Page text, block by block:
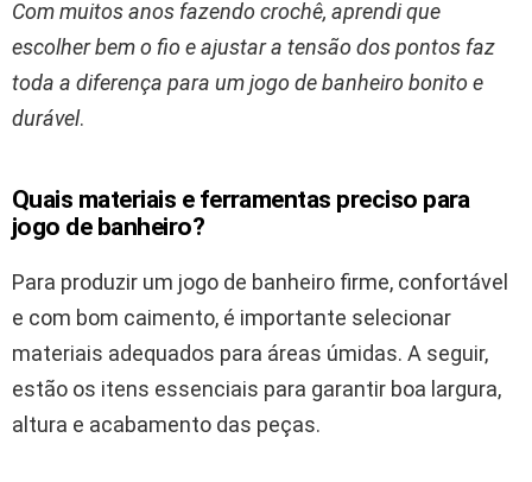
Com muitos anos fazendo crochê, aprendi que
escolher bem o fio e ajustar a tensão dos pontos faz
toda a diferença para um jogo de banheiro bonito e
durável.
Quais materiais e ferramentas preciso para
jogo de banheiro?
Para produzir um jogo de banheiro firme, confortável
e com bom caimento, é importante selecionar
materiais adequados para áreas úmidas. A seguir,
estão os itens essenciais para garantir boa largura,
altura e acabamento das peças.